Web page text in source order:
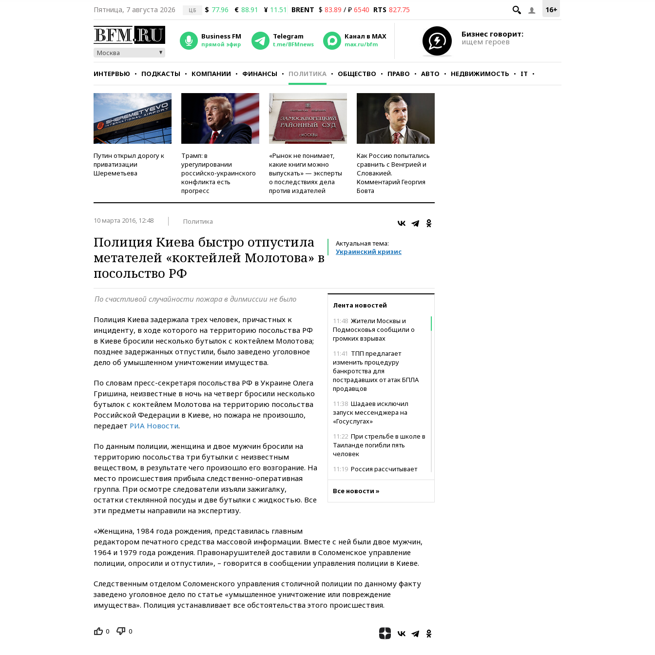
16+
Пятница, 7 августа 2026 ЦБ $ 77.96 € 88.91 ¥ 11.51 BRENT $ 83.89 / ₽ 6540 RTS 827.75
Москва
Business FM
прямой эфир
Telegram
t.me/BFMnews
Канал в MAX
max.ru/bfm
Бизнес говорит:
ищем героев
ИНТЕРВЬЮ ПОДКАСТЫ КОМПАНИИ ФИНАНСЫ ПОЛИТИКА ОБЩЕСТВО ПРАВО АВТО НЕДВИЖИМОСТЬ IT
СТИЛЬ ТЕСТЫ
Путин открыл дорогу к
приватизации
Шереметьева
Трамп: в
урегулировании
российско-украинского
конфликта есть
прогресс
«Рынок не понимает,
какие книги можно
выпускать» — эксперты
о последствиях дела
против издателей
Как Россию попытались
сравнить с Венгрией и
Словакией.
Комментарий Георгия
Бовта
10 марта 2016, 12:48 Политика
Актуальная тема:
Украинский кризис
Полиция Киева быстро отпустила
метателей «коктейлей Молотова» в
посольство РФ
Лента новостей
11:48 Жители Москвы и
Подмосковья сообщили о
громких взрывах
11:41 ТПП предлагает
изменить процедуру
банкротства для
пострадавших от атак БПЛА
продавцов
11:38 Шадаев исключил
запуск мессенджера на
«Госуслугах»
11:22 При стрельбе в школе в
Таиланде погибли пять
человек
11:19 Россия рассчитывает
Малайзией
10:59Торговые центры и кафе
в России могут обязать
раздавать питьевую воду
10:41 Бывшая глава брокера
Mind Money Юлия Хандошко
признала свою вину
понимает невозможность
одновременного членства в
Все новости »
По счастливой случайности пожара в дипмиссии не было
Полиция Киева задержала трех человек, причастных к
инциденту, в ходе которого на территорию посольства РФ
в Киеве бросили несколько бутылок с коктейлем Молотова;
позднее задержанных отпустили, было заведено уголовное
дело об умышленном уничтожении имущества.
По словам пресс-секретаря посольства РФ в Украине Олега
Гришина, неизвестные в ночь на четверг бросили несколько
бутылок с коктейлем Молотова на территорию посольства
Российской Федерации в Киеве, но пожара не произошло,
передает РИА Новости.
По данным полиции, женщина и двое мужчин бросили на
территорию посольства три бутылки с неизвестным
веществом, в результате чего произошло его возгорание. На
место происшествия прибыла следственно-оперативная
группа. При осмотре следователи изъяли зажигалку,
остатки стеклянной посуды и две бутылки с жидкостью. Все
эти предметы направили на экспертизу.
«Женщина, 1984 года рождения, представилась главным
редактором печатного средства массовой информации. Вместе с ней были двое мужчин,
1964 и 1979 года рождения. Правонарушителей доставили в Соломенское управление
полиции, опросили и отпустили», – говорится в сообщении управления полиции в Киеве.
Следственным отделом Соломенского управления столичной полиции по данному факту
заведено уголовное дело по статье «умышленное уничтожение или повреждение
имущества». Полиция устанавливает все обстоятельства этого происшествия.
0 0